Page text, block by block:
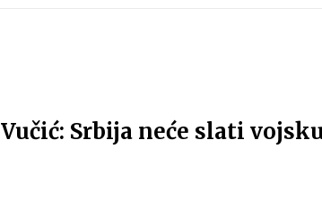
Vučić: Srbija neće slati